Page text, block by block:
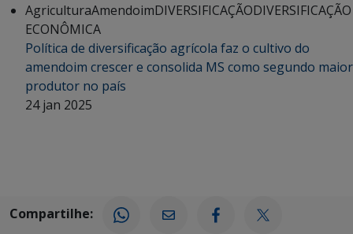
AgriculturaAmendoimDIVERSIFICAÇÃODIVERSIFICAÇÃO
ECONÔMICA
Política de diversificação agrícola faz o cultivo do
amendoim crescer e consolida MS como segundo maior
produtor no país
24 jan 2025
Compartilhe: